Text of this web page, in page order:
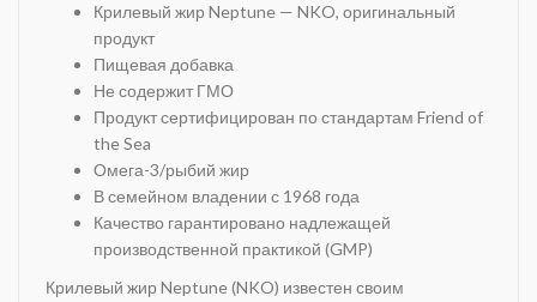
Крилевый жир Neptune — NKO, оригинальный
продукт
Пищевая добавка
Не содержит ГМО
Продукт сертифицирован по стандартам Friend of
the Sea
Омега-3/рыбий жир
В семейном владении с 1968 года
Качество гарантировано надлежащей
производственной практикой (GMP)
Крилевый жир Neptune (NKO) известен своим